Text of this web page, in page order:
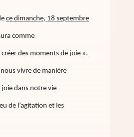
ce dimanche, 18 septembre
comme
des moments de joie ».
vivre de manière
joie dans notre vie
de l’agitation et les